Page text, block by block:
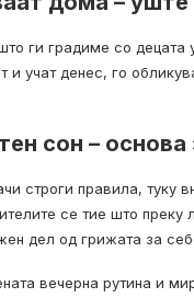
ги градиме со децата
и учат денес, го
сон – основа
строги правила, туку
се тие што
дел од грижата за
вечерна рутина и